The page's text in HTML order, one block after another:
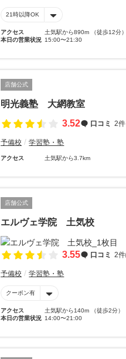
21時以降OK
アクセス
土気駅から890m （徒歩12分）
本日の営業状況 15:00〜21:30
店舗公式
明光義塾 大網教室
3.52
口コミ 2件
予備校 学習塾・塾
アクセス 土気駅から3.7km
店舗公式
エルヴェ学院 土気校
3.55 口コミ 2件
予備校 学習塾・塾
クーポン有
アクセス
土気駅から140m （徒歩2分）
本日の営業状況 14:00〜21:00